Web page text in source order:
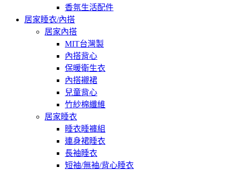
香氛生活配件
居家睡衣/內搭
居家內搭
MIT台灣製
內搭背心
保暖衛生衣
內搭襯裙
兒童背心
竹紗棉纖維
居家睡衣
睡衣睡褲組
連身裙睡衣
長袖睡衣
短袖/無袖/背心睡衣